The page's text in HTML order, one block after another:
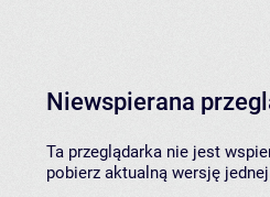
Niewspierana
Ta przeglądarka nie jest
pobierz aktualną wersję